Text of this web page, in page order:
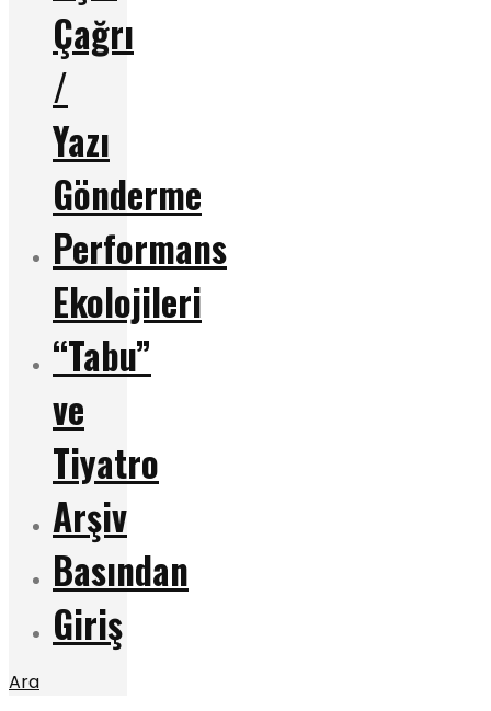
Çağrı
/
Yazı
Gönderme
Performans
Ekolojileri
“Tabu”
ve
Tiyatro
Arşiv
Basından
Giriş
Ara